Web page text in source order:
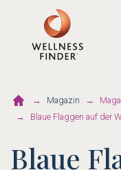
Magazin
Blaue Flaggen auf der
Blaue